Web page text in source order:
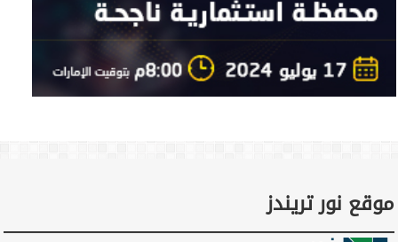
موقع نور تريندز